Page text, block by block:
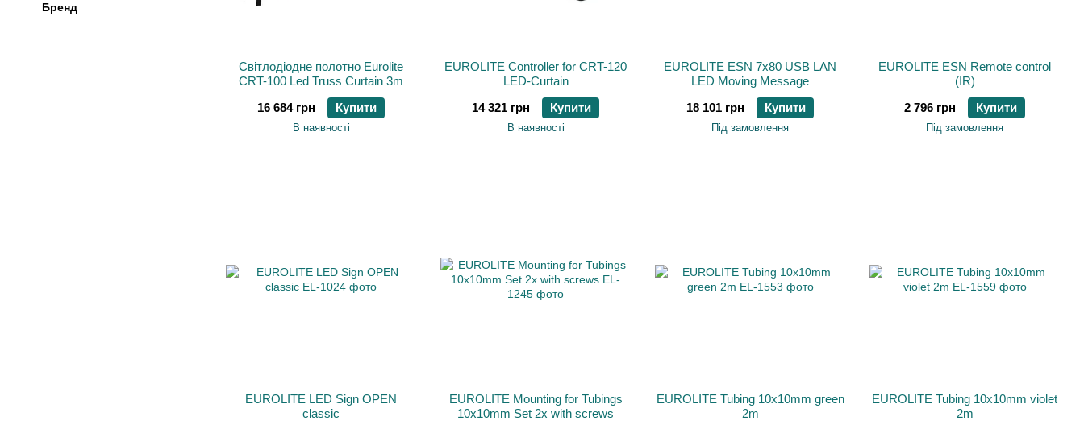
Світлодіодне полотно Eurolite
CRT-100 Led Truss Curtain 3m
16 684 грн
Купити
В наявності
EUROLITE Controller for CRT-120
LED-Curtain
14 321 грн
Купити
В наявності
EUROLITE ESN 7x80 USB LAN
LED Moving Message
18 101 грн
Купити
Під замовлення
EUROLITE ESN Remote control
(IR)
2 796 грн
Купити
Під замовлення
EUROLITE LED Sign OPEN
classic
EUROLITE Mounting for Tubings
10x10mm Set 2x with screws
EUROLITE Tubing 10x10mm green
2m
EUROLITE Tubing 10x10mm violet
2m
Бренд